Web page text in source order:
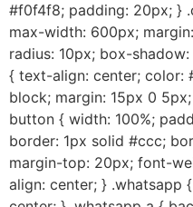
#f0f4f8; padding: 20px; }
max-width: 600px;
radius: 10px; box-
{ text-align: center; color:
block; margin: 15px 0
button { width: 100%;
border: 1px solid #ccc;
margin-top: 20px; font-
align: center; } .whatsapp